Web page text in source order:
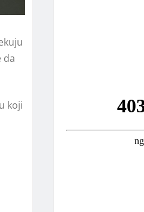
da
koji